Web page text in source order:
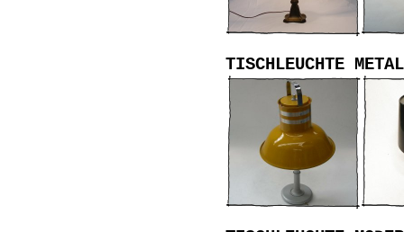
TISCHLEUCHTE